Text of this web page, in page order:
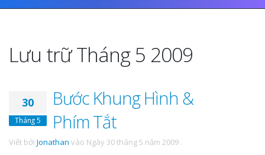
Lưu trữ Tháng 5 2009
30
Tháng 5
Bước Khung Hình &
Phím Tắt
Viết bởi Jonathan vào Ngày 30 tháng 5 năm 2009 .